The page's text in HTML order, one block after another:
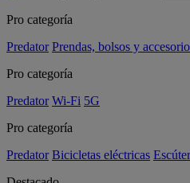
Pro categoría
Predator Prendas, bolsos y
Pro categoría
Predator Wi-Fi 5G
Pro categoría
Predator Bicicletas eléctricas